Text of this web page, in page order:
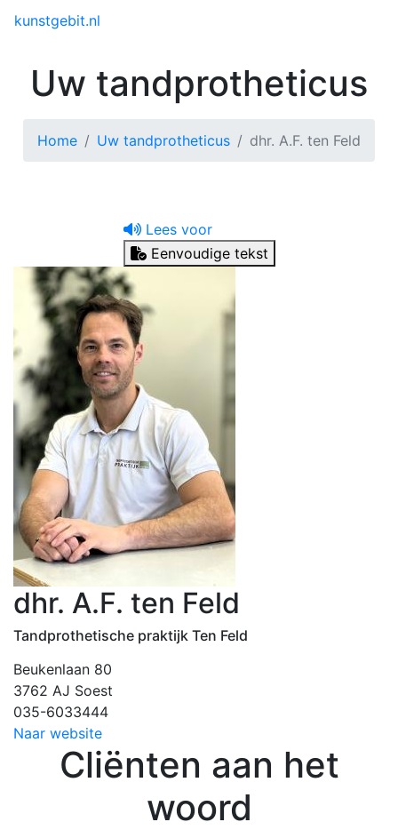
kunstgebit.nl
Uw tandprotheticus
Home Uw tandprotheticus dhr. A.F. ten Feld
Lees voor
Eenvoudige tekst
dhr. A.F. ten Feld
Tandprothetische praktijk Ten Feld
Beukenlaan 80
3762 AJ Soest
035-6033444
Naar website
Cliënten aan het
woord